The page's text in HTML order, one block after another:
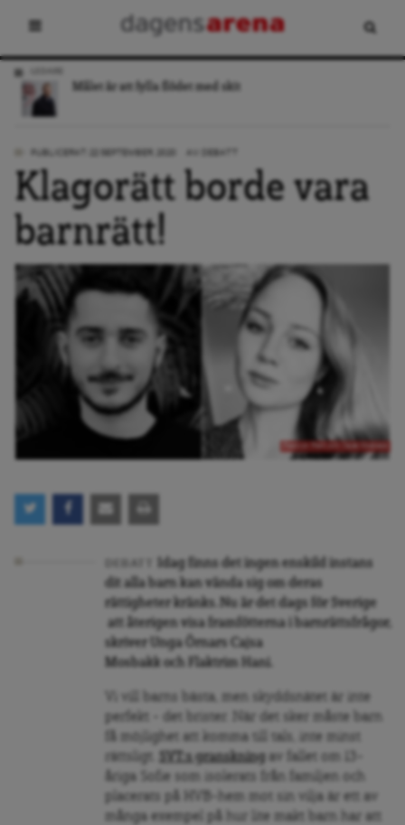
Målet är att fylla flödet med skit
Klagorätt borde vara
barnrätt!
Idag finns det ingen enskild instans
dit alla barn kan vända sig om deras
rättigheter kränks. Nu är det dags för Sverige
att återigen visa framfötterna i barnrättsfrågor,
skriver Unga Örnars Cajsa
Mosbakk och Flaktrim Hani.
Vi vill barns bästa, men skyddsnätet är inte
perfekt – det brister. När det sker måste barn
få möjlighet att komma till tals, inte minst
SVT:s granskning av fallet om 13-
åriga Sofie som isolerats från familjen och
placerats på HVB-hem mot sin vilja är ett av
många exempel på hur lite makt barn har att